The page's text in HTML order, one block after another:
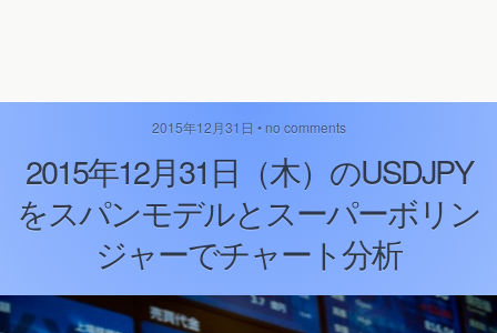
2015年12月31日 • no comments
2015年12月31日（木）のUSDJPY
をスパンモデルとスーパーボリン
ジャーでチャート分析